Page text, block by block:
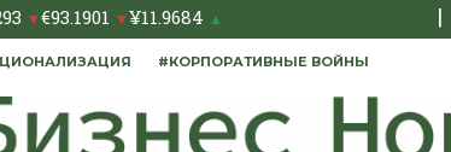
▼€93.1901 ▼¥11.9684 ▲ |
#КОРПОРАТИВНЫЕ ВОЙНЫ